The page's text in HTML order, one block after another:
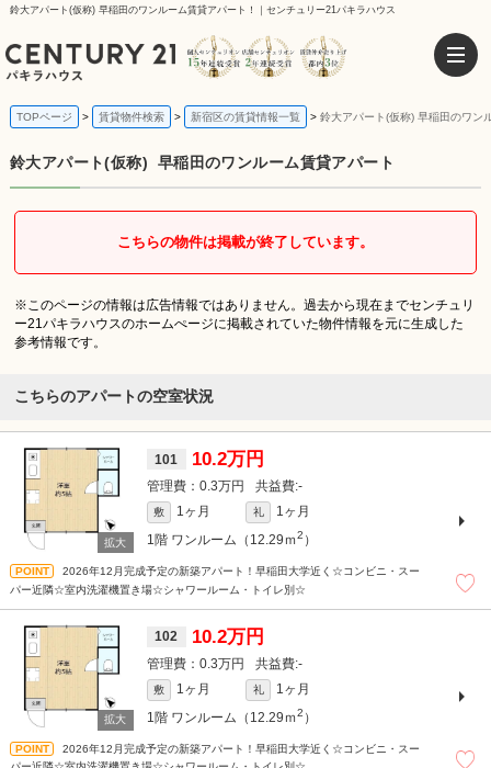
鈴大アパート(仮称) 早稲田のワンルーム賃貸アパート！｜センチュリー21パキラハウス
TOPページ 賃貸物件検索 新宿区の賃貸情報一覧 鈴大アパート(仮称) 早稲田のワン
鈴大アパート(仮称) 早稲田のワンルーム賃貸アパート
こちらの物件は掲載が終了しています。
※このページの情報は広告情報ではありません。過去から現在までセンチュリ
ー21パキラハウスのホームぺージに掲載されていた物件情報を元に生成した
参考情報です。
こちらのアパートの空室状況
101 10.2万円
0.3万円 -
敷 1ヶ月 礼
1ヶ月
1階 ワンルーム（12.29ｍ2 ）
2026年12月完成予定の新築アパート！早稲田大学近く☆コンビニ・スー
パー近隣☆室内洗濯機置き場☆シャワールーム・トイレ別☆
102 10.2万円
0.3万円 -
敷 1ヶ月 礼
1ヶ月
1階 ワンルーム（12.29ｍ2 ）
2026年12月完成予定の新築アパート！早稲田大学近く☆コンビニ・スー